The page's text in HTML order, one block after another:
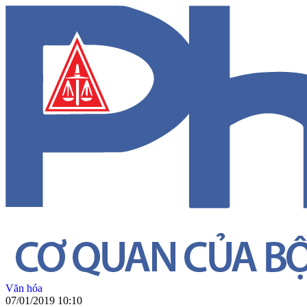
Văn hóa
07/01/2019 10:10